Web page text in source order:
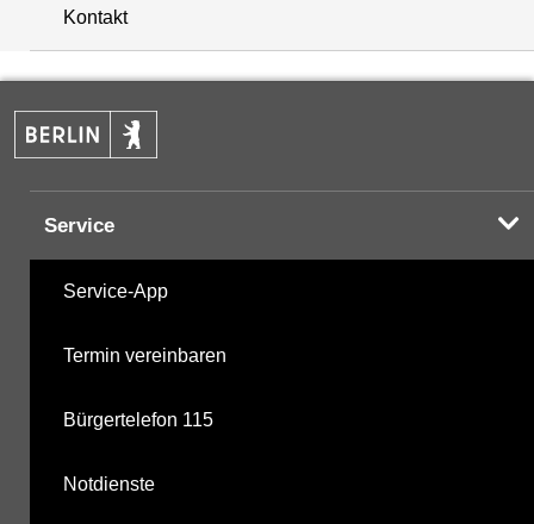
+
−
Kontakt
Service
Service-App
Termin vereinbaren
Bürgertelefon 115
Notdienste